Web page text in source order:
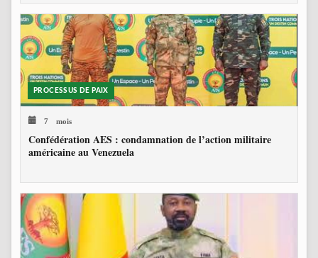
PROCESSUS DE PAIX
7 mois
Confédération AES : condamnation de l’action militaire
américaine au Venezuela